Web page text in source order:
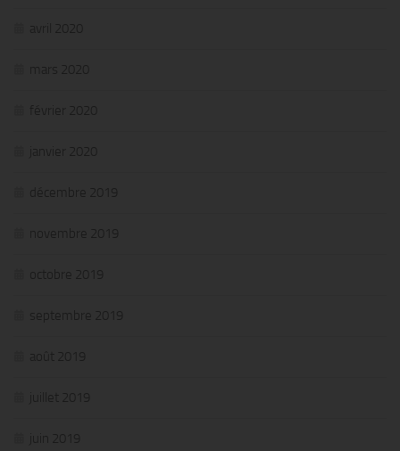
avril 2020
mars 2020
février 2020
janvier 2020
décembre 2019
novembre 2019
octobre 2019
septembre 2019
août 2019
juillet 2019
juin 2019